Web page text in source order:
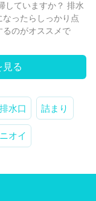
していますか？ 排水
ったらしっかり点
るのがオススメで
見る
排水口 詰まり
ニオイ